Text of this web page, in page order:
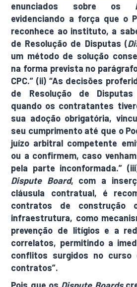
enunciados sobre os
evidenciando a força que o
reconhece ao instituto, a
de Resolução de Disputas (
um método de solução
na forma prevista no
CPC.” (ii) “As decisões
de Resolução de
quando os contratantes
sua adoção obrigatória,
seu cumprimento até que o
juízo arbitral competente
ou a confirmem, caso
pela parte inconformada.”
Dispute Board, com a
cláusula contratual, é
contratos de construção
infraestrutura, como
prevenção de litígios e a
correlatos, permitindo a
conflitos surgidos no curso
contratos”.